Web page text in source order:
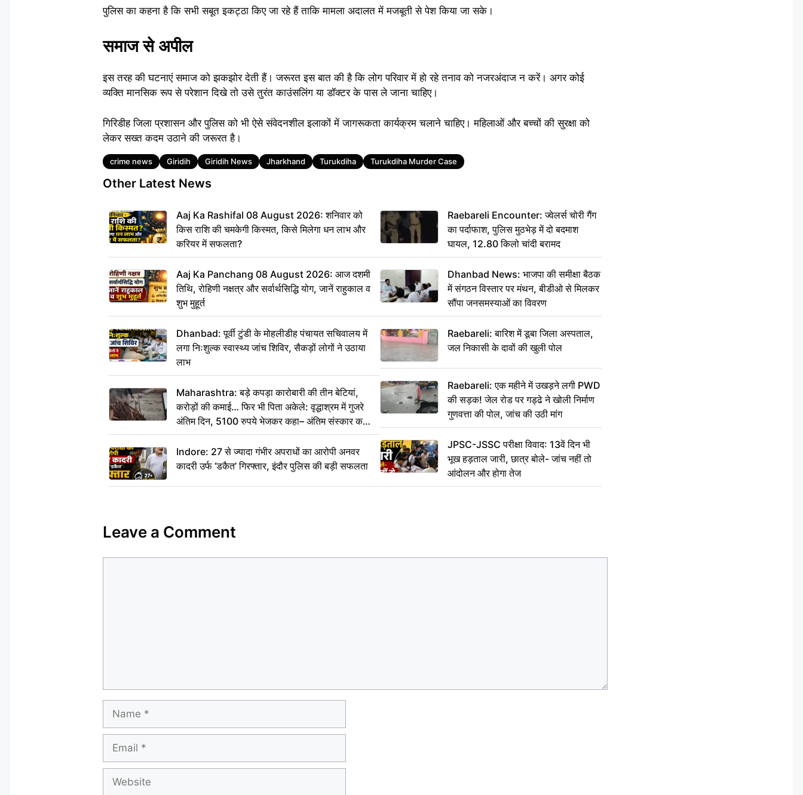
पुलिस का कहना है कि सभी सबूत इकट्ठा किए जा रहे हैं ताकि मामला अदालत में मजबूती से पेश किया जा सके।
समाज से अपील
इस तरह की घटनाएं समाज को झकझोर देती हैं। जरूरत इस बात की है कि लोग परिवार में हो रहे तनाव को नजरअंदाज न करें। अगर कोई
व्यक्ति मानसिक रूप से परेशान दिखे तो उसे तुरंत काउंसलिंग या डॉक्टर के पास ले जाना चाहिए।
गिरिडीह जिला प्रशासन और पुलिस को भी ऐसे संवेदनशील इलाकों में जागरूकता कार्यक्रम चलाने चाहिए। महिलाओं और बच्चों की सुरक्षा को
लेकर सख्त कदम उठाने की जरूरत है।
Tags
crime news Giridih Giridih News Jharkhand Turukdiha Turukdiha Murder Case
Other Latest News
Aaj Ka Rashifal 08 August 2026: शनिवार को
किस राशि की चमकेगी किस्मत, किसे मिलेगा धन लाभ और
करियर में सफलता?
Aaj Ka Panchang 08 August 2026: आज दशमी
तिथि, रोहिणी नक्षत्र और सर्वार्थसिद्धि योग, जानें राहुकाल व
शुभ मुहूर्त
Dhanbad: पूर्वी टुंडी के मोहलीडीह पंचायत सचिवालय में
लगा निःशुल्क स्वास्थ्य जांच शिविर, सैकड़ों लोगों ने उठाया
लाभ
Maharashtra: बड़े कपड़ा कारोबारी की तीन बेटियां,
करोड़ों की कमाई… फिर भी पिता अकेले: वृद्धाश्रम में गुजरे
अंतिम दिन, 5100 रुपये भेजकर कहा– अंतिम संस्कार कर
दीजिए हम नहीं आ पाएंगे
Indore: 27 से ज्यादा गंभीर अपराधों का आरोपी अनवर
कादरी उर्फ ‘डकैत’ गिरफ्तार, इंदौर पुलिस की बड़ी सफलता
Raebareli Encounter: ज्वेलर्स चोरी गैंग
का पर्दाफाश, पुलिस मुठभेड़ में दो बदमाश
घायल, 12.80 किलो चांदी बरामद
Dhanbad News: भाजपा की समीक्षा बैठक
में संगठन विस्तार पर मंथन, बीडीओ से मिलकर
सौंपा जनसमस्याओं का विवरण
Raebareli: बारिश में डूबा जिला अस्पताल,
जल निकासी के दावों की खुली पोल
Raebareli: एक महीने में उखड़ने लगी PWD
की सड़क! जेल रोड पर गड्ढे ने खोली निर्माण
गुणवत्ता की पोल, जांच की उठी मांग
JPSC-JSSC परीक्षा विवाद: 13वें दिन भी
भूख हड़ताल जारी, छात्र बोले- जांच नहीं तो
आंदोलन और होगा तेज
Leave a Comment
Name
Email
Website